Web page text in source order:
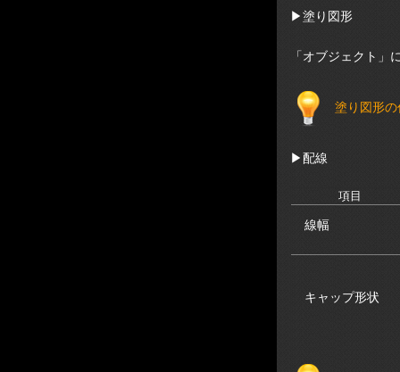
▶塗り図形
「オブジェクト
塗り図形
▶配線
項目
線幅
キャップ形状